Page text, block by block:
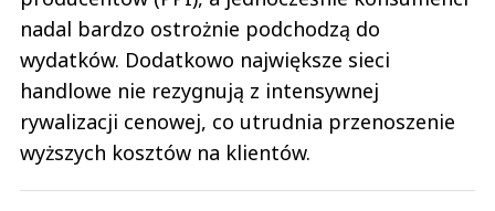
nadal bardzo ostrożnie podchodzą do
wydatków. Dodatkowo największe sieci
handlowe nie rezygnują z intensywnej
rywalizacji cenowej, co utrudnia przenoszenie
wyższych kosztów na klientów.